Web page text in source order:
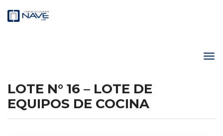
LOTE N° 16 – LOTE DE
EQUIPOS DE COCINA